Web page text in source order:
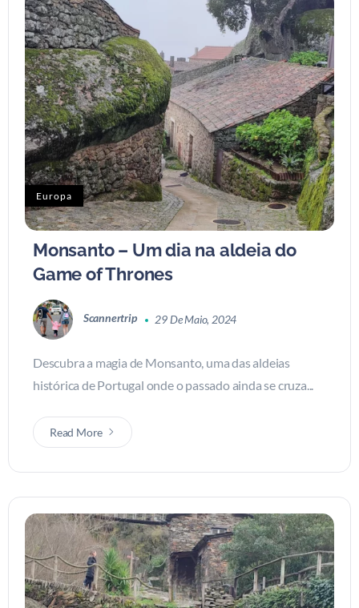
Europa
Monsanto – Um dia na aldeia do
Game of Thrones
Scannertrip 29 De Maio, 2024
Descubra a magia de Monsanto, uma das aldeias
histórica de Portugal onde o passado ainda se cruza...
Read More